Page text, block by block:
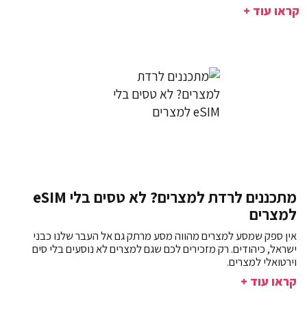
קראו עוד +
מתכננים לרדת למצרים? לא טסים בלי eSIM
למצרים
אין ספק שמסע למצרים מהווה מסע מרתק גם אל העבר שלנו כבני
ישראל, כיהודים. רק מזכירים לכם שגם למצרים לא נוסעים בלי סים
וירטואלי למצרים.
קראו עוד +